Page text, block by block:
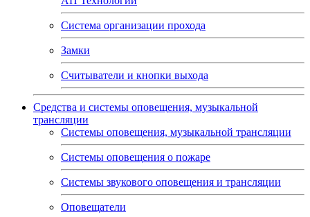
Система организации прохода
Замки
Считыватели и кнопки выхода
Средства и системы оповещения, музыкальной
трансляции
Системы оповещения, музыкальной трансляции
Системы оповещения о пожаре
Системы звукового оповещения и трансляции
Оповещатели